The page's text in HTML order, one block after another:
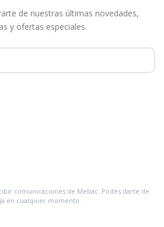
de nuestras últimas novedades,
y ofertas especiales.
comunicaciones de Mebac. Podés darte de
en cualquier momento.